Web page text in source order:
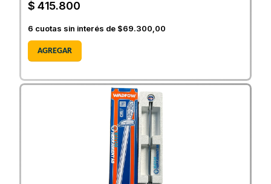
$ 415.800
6 cuotas sin interés de $69.300,00
AGREGAR